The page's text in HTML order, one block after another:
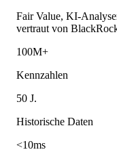
Fair Value, KI-
vertraut von
100M+
Kennzahlen
50 J.
Historische Daten
<10ms